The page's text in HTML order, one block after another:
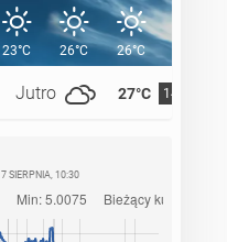
Jutro 27°C 14°C
23°C 26°C 26°C
7 SIERPNIA, 10:30